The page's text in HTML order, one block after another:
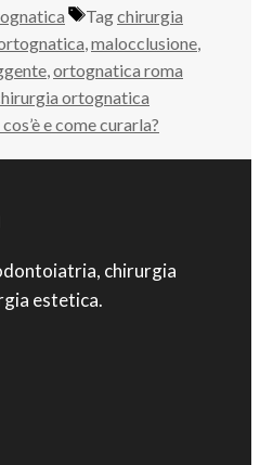
Tagchirurgia
malocclusione
ortognatica roma
ortognatica
e come curarla?
chirurgia
estetica.